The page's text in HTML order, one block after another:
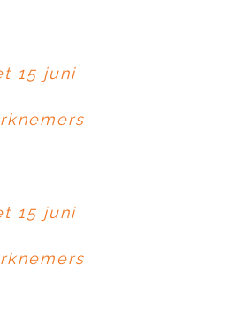
15 juni
15 juni